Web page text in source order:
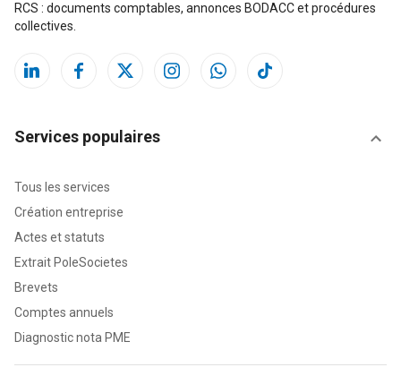
RCS : documents comptables, annonces BODACC et procédures
collectives.
Services populaires
Tous les services
Création entreprise
Actes et statuts
Extrait PoleSocietes
Brevets
Comptes annuels
Diagnostic nota PME